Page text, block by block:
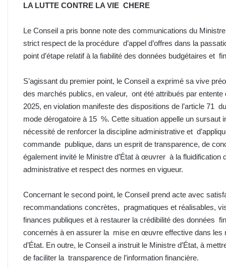
LA LUTTE CONTRE LA VIE CHERE
Le Conseil a pris bonne note des communications du
strict respect de la procédure d’appel d’offres dans la
point d’étape relatif à la fiabilité des données budgétaires et
S’agissant du premier point, le Conseil a exprimé sa vive
des marchés publics, en valeur, ont été attribués par
2025, en violation manifeste des dispositions de l’article 71
mode dérogatoire à 15 %. Cette situation appelle un
nécessité de renforcer la discipline administrative et
commande publique, dans un esprit de transparence, de
également invité le Ministre d’État à œuvrer à la
administrative et respect des normes en vigueur.
Concernant le second point, le Conseil prend acte avec
recommandations concrètes, pragmatiques et réalisables,
finances publiques et à restaurer la crédibilité des données
concernés à en assurer la mise en œuvre effective dans les
d’État. En outre, le Conseil a instruit le Ministre d’État, à
de faciliter la transparence de l’information financière.